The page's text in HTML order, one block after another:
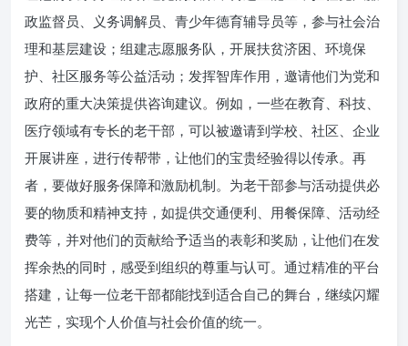
政监督员、义务调解员、青少年德育辅导员等，参与社会治
理和基层建设；组建志愿服务队，开展扶贫济困、环境保
护、社区服务等公益活动；发挥智库作用，邀请他们为党和
政府的重大决策提供咨询建议。例如，一些在教育、科技、
医疗领域有专长的老干部，可以被邀请到学校、社区、企业
开展讲座，进行传帮带，让他们的宝贵经验得以传承。再
者，要做好服务保障和激励机制。为老干部参与活动提供必
要的物质和精神支持，如提供交通便利、用餐保障、活动经
费等，并对他们的贡献给予适当的表彰和奖励，让他们在发
挥余热的同时，感受到组织的尊重与认可。通过精准的平台
搭建，让每一位老干部都能找到适合自己的舞台，继续闪耀
光芒，实现个人价值与社会价值的统一。